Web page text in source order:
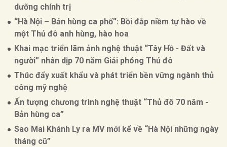
dưỡng chính trị
“Hà Nội – Bản hùng ca phố”: Bồi đắp niềm tự hào về
một Thủ đô anh hùng, hào hoa
Khai mạc triển lãm ảnh nghệ thuật “Tây Hồ - Đất và
người” nhân dịp 70 năm Giải phóng Thủ đô
Thúc đẩy xuất khẩu và phát triển bền vững ngành thủ
công mỹ nghệ
Ấn tượng chương trình nghệ thuật “Thủ đô 70 năm -
Bản hùng ca”
Sao Mai Khánh Ly ra MV mới kể về “Hà Nội những ngày
tháng cũ”